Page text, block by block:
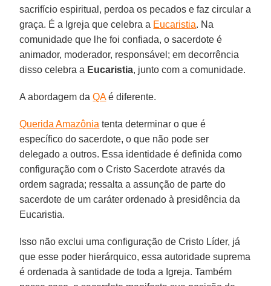
sacrifício espiritual, perdoa os pecados e faz circular a
graça. É a Igreja que celebra a Eucaristia. Na
comunidade que lhe foi confiada, o sacerdote é
animador, moderador, responsável; em decorrência
disso celebra a Eucaristia, junto com a comunidade.
A abordagem daQAé diferente.
Querida Amazônia tenta determinar o que é
específico do sacerdote, o que não pode ser
delegado a outros. Essa identidade é definida como
configuração com o Cristo Sacerdote através da
ordem sagrada; ressalta a assunção de parte do
sacerdote de um caráter ordenado à presidência da
Eucaristia.
Isso não exclui uma configuração de Cristo Líder, já
que esse poder hierárquico, essa autoridade suprema
é ordenada à santidade de toda a Igreja. Também